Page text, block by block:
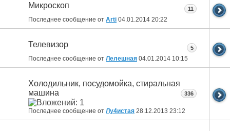
Микроскоп
Последнее сообщение от Arti 04.01.2014 20:22
11
Телевизор
Последнее сообщение от Лелешная 04.01.2014 10:15
5
Холодильник, посудомойка, стиральная
машина
Последнее сообщение от Лу4истая 28.12.2013 23:12
336